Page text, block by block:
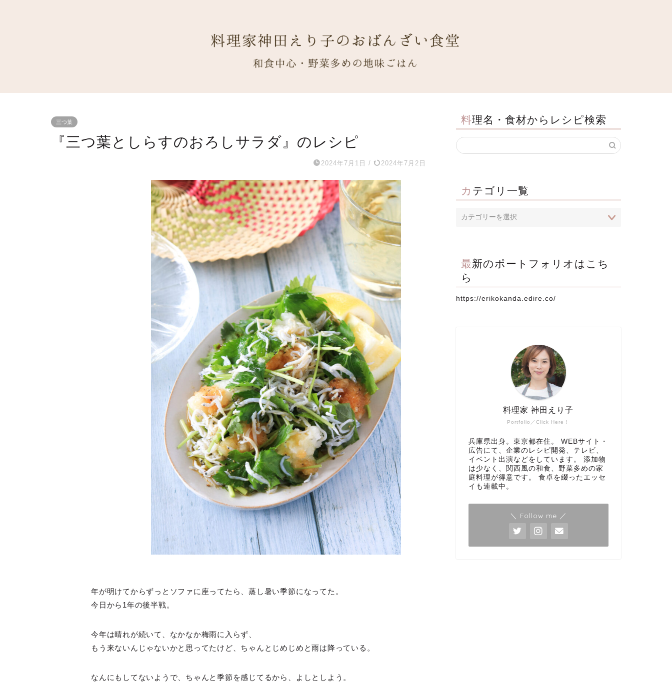
三つ葉
『三つ葉としらすのおろしサラダ』のレシピ
2024年7月1日 / 2024年7月2日
年が明けてからずっとソファに座ってたら、蒸し暑い季節になってた。
今日から1年の後半戦。
今年は晴れが続いて、なかなか梅雨に入らず、
もう来ないんじゃないかと思ってたけど、ちゃんとじめじめと雨は降っている。
なんにもしてないようで、ちゃんと季節を感じてるから、よしとしよう。
料理名・食材からレシピ検索
カテゴリ一覧
最新のポートフォリオはこち
ら
https://erikokanda.edire.co/
Portfolio／Click Here！
料理家 神田えり子
兵庫県出身。東京都在住。 WEBサイト・
広告にて、企業のレシピ開発、テレビ、
イベント出演などをしています。 添加物
は少なく、関西風の和食、野菜多めの家
庭料理が得意です。 食卓を綴ったエッセ
イも連載中。
＼ Follow me ／